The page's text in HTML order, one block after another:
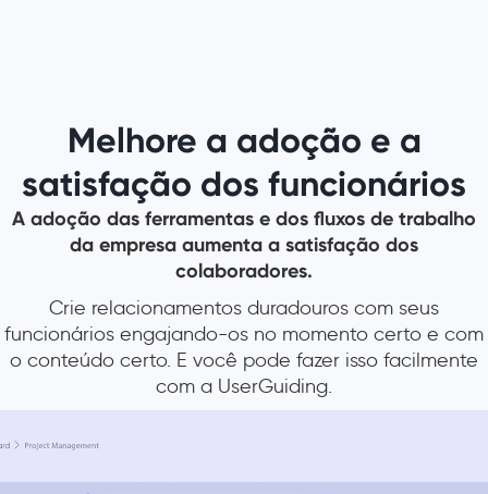
Melhore a adoção e a
satisfação dos funcionários
A adoção das ferramentas e dos fluxos de trabalho
da empresa aumenta a satisfação dos
colaboradores.
Crie relacionamentos duradouros com seus
funcionários engajando-os no momento certo e com
o conteúdo certo. E você pode fazer isso facilmente
com a UserGuiding.